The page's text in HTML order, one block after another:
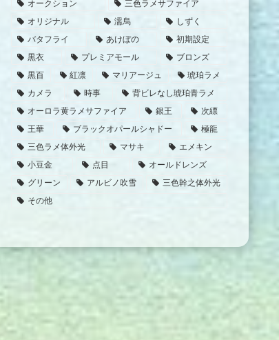
オークション
三色ラメサファイア
オリジナル
濡烏
しずく
バタフライ
あけぼの
初期設定
黒衣
プレミアモール
ブロンズ
黒百
紅凛 マリアージュ
琥珀ラメ
カメラ
時事
背ビレなし琥珀青ラメ
オーロラ黄ラメサファイア
銀王
次縹
王華
ブラックオパールシャドー
極龍
三色ラメ体外光
マサキ
エメキン
小豆金
点目
オールドレンズ
グリーン
アルビノ吹雪
三色幹之体外光
その他